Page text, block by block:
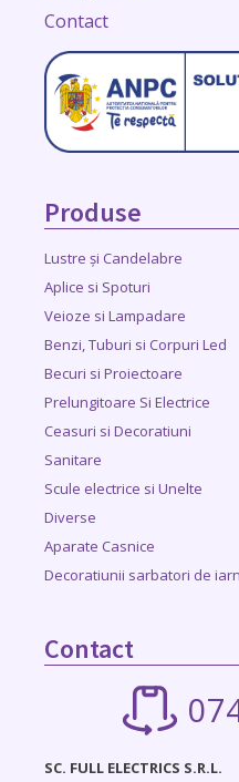
Contact
Produse
Lustre și Candelabre
Aplice si Spoturi
Veioze si Lampadare
Benzi, Tuburi si Corpuri Led
Becuri si Proiectoare
Prelungitoare Si Electrice
Ceasuri si Decoratiuni
Sanitare
Scule electrice si Unelte
Diverse
Aparate Casnice
Decoratiunii sarbatori de
Contact
SC. FULL ELECTRICS S.R.L.